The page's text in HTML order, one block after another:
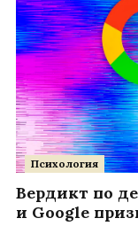
Психология
Вердикт по
и Google